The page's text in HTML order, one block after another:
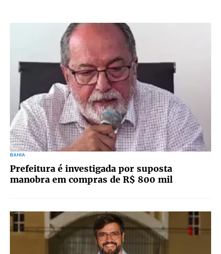
BAHIA
Prefeitura é investigada por suposta
manobra em compras de R$ 800 mil